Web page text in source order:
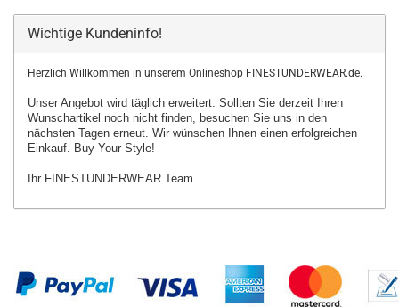
Wichtige Kundeninfo!
Herzlich Willkommen in unserem Onlineshop FINESTUNDERWEAR.de.
Unser Angebot wird täglich erweitert. Sollten Sie derzeit Ihren
Wunschartikel noch nicht finden, besuchen Sie uns in den
nächsten Tagen erneut. Wir wünschen Ihnen einen erfolgreichen
Einkauf. Buy Your Style!
Ihr FINESTUNDERWEAR Team.